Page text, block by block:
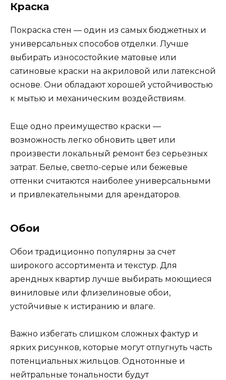
Краска
Покраска стен — один из самых бюджетных и
универсальных способов отделки. Лучше
выбирать износостойкие матовые или
сатиновые краски на акриловой или латексной
основе. Они обладают хорошей устойчивостью
к мытью и механическим воздействиям.
Еще одно преимущество краски —
возможность легко обновить цвет или
произвести локальный ремонт без серьезных
затрат. Белые, светло-серые или бежевые
оттенки считаются наиболее универсальными
и привлекательными для арендаторов.
Обои
Обои традиционно популярны за счет
широкого ассортимента и текстур. Для
арендных квартир лучше выбирать моющиеся
виниловые или флизелиновые обои,
устойчивые к истиранию и влаге.
Важно избегать слишком сложных фактур и
ярких рисунков, которые могут отпугнуть часть
потенциальных жильцов. Однотонные и
нейтральные тональности будут